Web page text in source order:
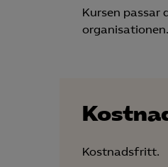
Kursen passar
organisationen.
Kostnadsfritt.